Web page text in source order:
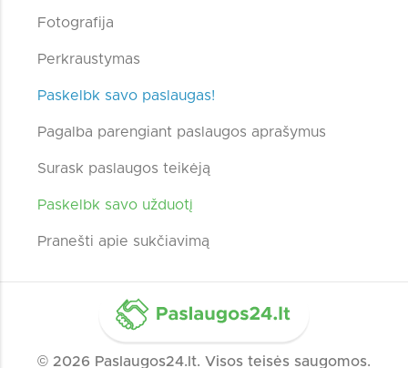
Fotografija
Perkraustymas
Paskelbk savo paslaugas!
Pagalba parengiant paslaugos aprašymus
Surask paslaugos teikėją
Paskelbk savo užduotį
Pranešti apie sukčiavimą
© 2026 Paslaugos24.lt. Visos teisės saugomos.